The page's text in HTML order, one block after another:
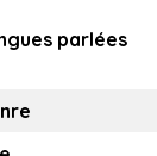
parlées